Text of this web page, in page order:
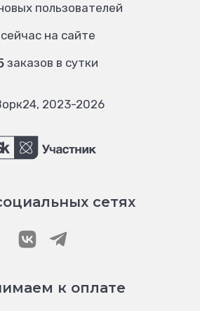
пользователей
сейчас на сайте
заказов в сутки
2023-2026
сетях
к оплате